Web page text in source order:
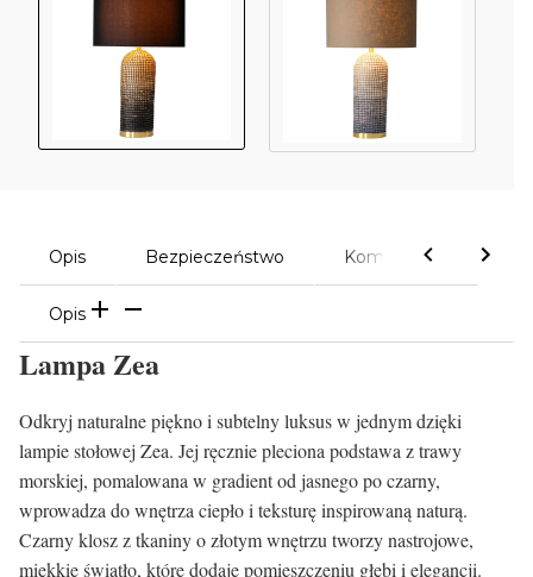
Opis Bezpieczeństwo Komentarze
Opis
Lampa Zea
Odkryj naturalne piękno i subtelny luksus w jednym dzięki
lampie stołowej Zea. Jej ręcznie pleciona podstawa z trawy
morskiej, pomalowana w gradient od jasnego po czarny,
wprowadza do wnętrza ciepło i teksturę inspirowaną naturą.
Czarny klosz z tkaniny o złotym wnętrzu tworzy nastrojowe,
miękkie światło, które dodaje pomieszczeniu głębi i elegancji.